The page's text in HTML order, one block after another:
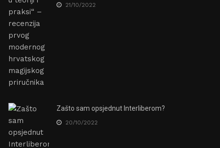
21/10/2022
Zašto sam opsjednut Interliberom?
20/10/2022